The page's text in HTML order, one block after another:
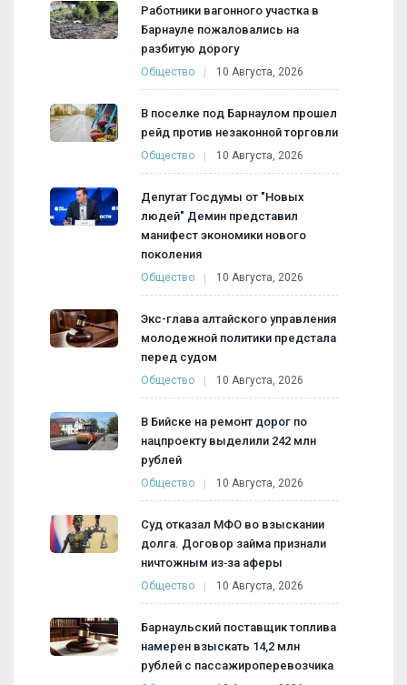
Работники вагонного участка в
Барнауле пожаловались на
разбитую дорогу
Общество 10 Августа, 2026
В поселке под Барнаулом прошел
рейд против незаконной торговли
Общество 10 Августа, 2026
Депутат Госдумы от "Новых
людей" Демин представил
манифест экономики нового
поколения
Общество 10 Августа, 2026
Экс-глава алтайского управления
молодежной политики предстала
перед судом
Общество 10 Августа, 2026
В Бийске на ремонт дорог по
нацпроекту выделили 242 млн
рублей
Общество 10 Августа, 2026
Суд отказал МФО во взыскании
долга. Договор займа признали
ничтожным из‑за аферы
Общество 10 Августа, 2026
Барнаульский поставщик топлива
намерен взыскать 14,2 млн
рублей с пассажироперевозчика